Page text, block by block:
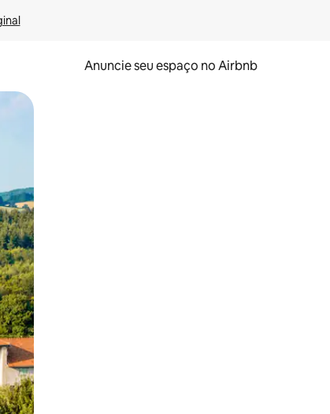
Anuncie seu espaço no Airbnb
o dedo na tela.